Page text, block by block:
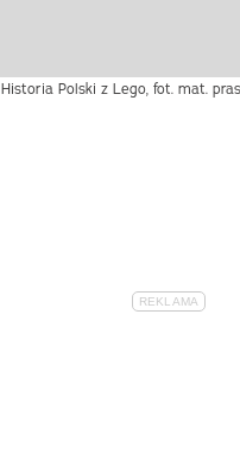
Historia Polski z Lego, fot. mat.